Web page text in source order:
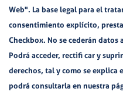
Web". La base legal para el
consentimiento explícito,
Checkbox. No se cederán
Podrá acceder, rectifi car y
derechos, tal y como se
podrá consultarla en nuestra